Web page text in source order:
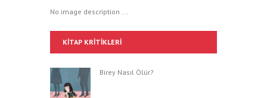
No image description ...
KITAP KRITIKLERI
Birey Nasıl Ölür?